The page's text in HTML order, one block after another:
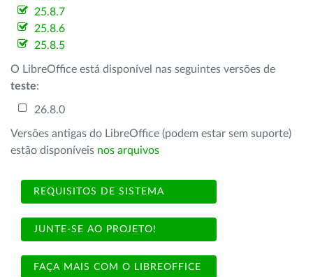
25.8.7
25.8.6
25.8.5
O LibreOffice está disponível nas seguintes versões de
teste:
26.8.0
Versões antigas do LibreOffice (podem estar sem suporte)
estão disponíveis nos arquivos
REQUISITOS DE SISTEMA
JUNTE-SE AO PROJETO!
FAÇA MAIS COM O LIBREOFFICE